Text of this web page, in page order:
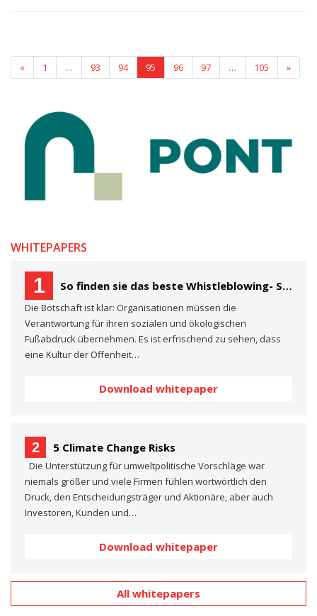
« 1 … 93 94 95 96 97 … 105 »
WHITEPAPERS
1 So finden sie das beste Whistleblowing- System für Ihre Organisation Ein Käuferleitfaden
Die Botschaft ist klar: Organisationen müssen die
Verantwortung für ihren sozialen und ökologischen
Fußabdruck übernehmen. Es ist erfrischend zu sehen, dass
eine Kultur der Offenheit…
Download whitepaper
2 5 Climate Change Risks
Die Unterstützung für umweltpolitische Vorschläge war
niemals größer und viele Firmen fühlen wortwörtlich den
Druck, den Entscheidungsträger und Aktionäre, aber auch
Investoren, Kunden und…
Download whitepaper
All whitepapers